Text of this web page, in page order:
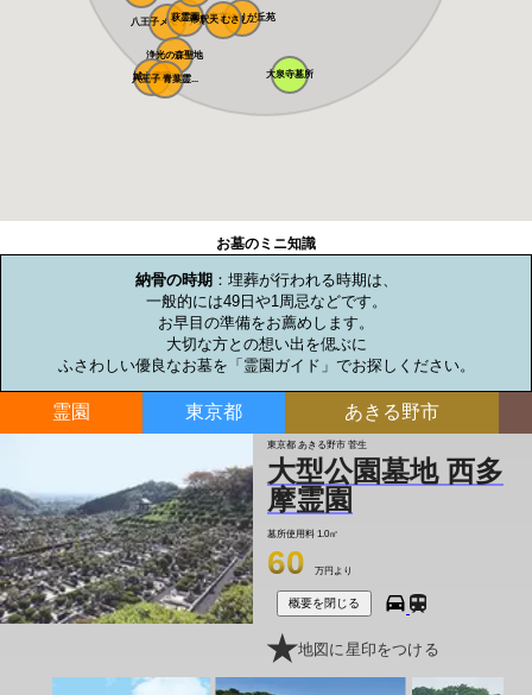
東京ゆりが丘苑
八王子メモリア...
萩霊園
浄光の森聖地
帝釈天 むさし...
城山霊園
八王子 青葉霊... 大泉寺墓所
お墓のミニ知識
納骨の時期：埋葬が行われる時期は、
一般的には49日や1周忌などです。
お早目の準備をお薦めします。
大切な方との想い出を偲ぶに
ふさわしい優良なお墓を「霊園ガイド」でお探しください。
霊園 東京都 あきる野市
東京都 あきる野市 菅生
大型公園墓地 西多
摩霊園
墓所使用料 1.0㎡
60 万円より
概要を閉じる
地図に星印をつける